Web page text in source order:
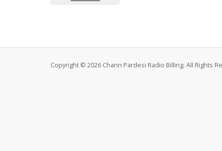
Copyright © 2026 Chann Pardesi Radio Billing. All Rights